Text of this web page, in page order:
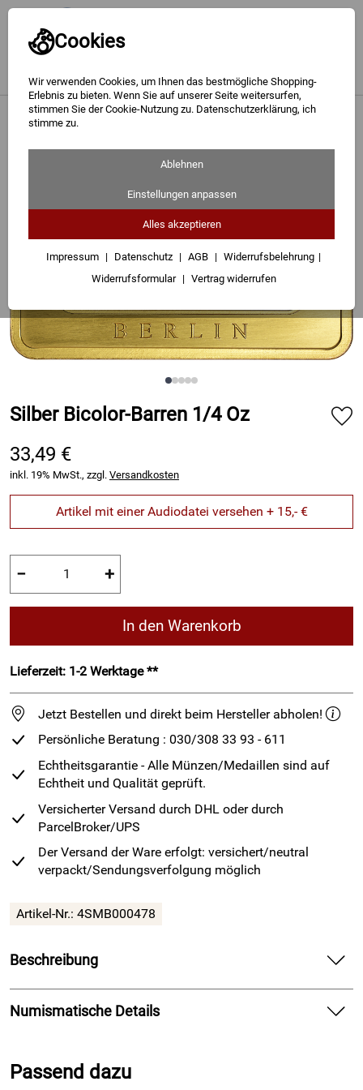
Cookies
Wir verwenden Cookies, um Ihnen das bestmögliche Shopping-
Erlebnis zu bieten. Wenn Sie auf unserer Seite weitersurfen,
stimmen Sie der Cookie-Nutzung zu. Datenschutzerklärung, ich
stimme zu.
Ablehnen
Einstellungen anpassen
Alles akzeptieren
Impressum Datenschutz AGB
Widerrufsbelehrung
Widerrufsformular
Vertrag widerrufen
Gold
Silber
Geschenke
Besuchen Sie uns
Karriere
Silber Bicolor-Barren 1/4 Oz
Silber Bicolor-Barren 1/4 Oz
33,49 €
inkl. 19% MwSt., zzgl. Versandkosten
Artikel mit einer Audiodatei versehen + 15,- €
− +
In den Warenkorb
Lieferzeit: 1-2 Werktage **
Jetzt Bestellen und direkt beim Hersteller abholen!
Persönliche Beratung : 030/308 33 93 - 611
Echtheitsgarantie - Alle Münzen/Medaillen sind auf
Echtheit und Qualität geprüft.
Versicherter Versand durch DHL oder durch
ParcelBroker/UPS
Der Versand der Ware erfolgt: versichert/neutral
verpackt/Sendungsverfolgung möglich
Artikel-Nr.: 4SMB000478
Beschreibung
DieSilberBicolor-Barren der Münze Berlin ermöglichen dem
Anleger, geprägtes Silber mit Deutschland-Motiven zu
Silber, sei es in Form von Münzen oder Edelmetallbarren,
gelten traditionell als Wertaufbewahrungsmittel.
Numismatische Details
Legierung: Bicolor; Kern: Feinsilber Ag 999,9/1000/ Ring:
Passend dazu